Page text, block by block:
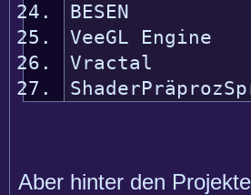
VeeGL
Aber hinter den